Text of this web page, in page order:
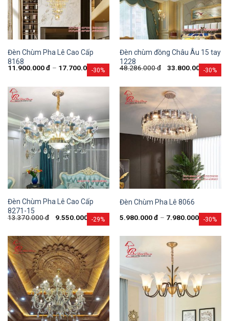
-30%
Đèn Chùm Pha Lê Cao Cấp
8168
11.900.000đ – 17.700.000đ -30%
Đèn chùm đồng Châu Âu 15 tay
1228
48.286.000đ 33.800.000 đ
-29%
Đèn Chùm Pha Lê Cao Cấp
8271-15
13.370.000đ 9.550.000 đ -30%
Đèn Chùm Pha Lê 8066
5.980.000đ – 7.980.000